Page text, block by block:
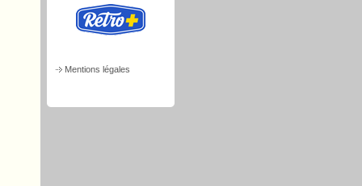
Mentions légales